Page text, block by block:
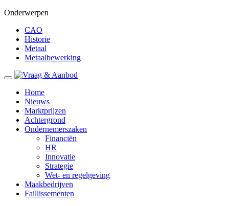
Onderwerpen
CAO
Historie
Metaal
Metaalbewerking
Home
Nieuws
Marktprijzen
Achtergrond
Ondernemerszaken
Financiën
HR
Innovatie
Strategie
Wet- en regelgeving
Maakbedrijven
Faillissementen